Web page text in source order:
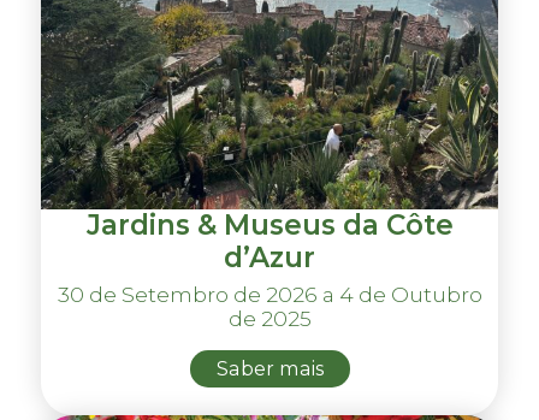
Jardins & Museus da Côte
d’Azur
30 de Setembro de 2026 a 4 de Outubro
de 2025
Saber mais